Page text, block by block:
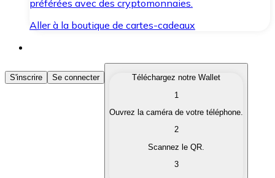
préférées avec des cryptomonnaies.
Aller à la boutique de cartes-cadeaux
Acheter des Cryptomonnaies
Achetez les cryptomonnaies qui vous intéressent
Convertissez vos cryptomonnaies en monnaie
S'inscrire Se connecter
Téléchargez notre Wallet
1
Ouvrez la caméra de votre téléphone.
2
Scannez le QR.
3